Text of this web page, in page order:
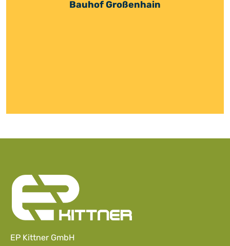
Bauhof Großenhain
EP Kittner GmbH